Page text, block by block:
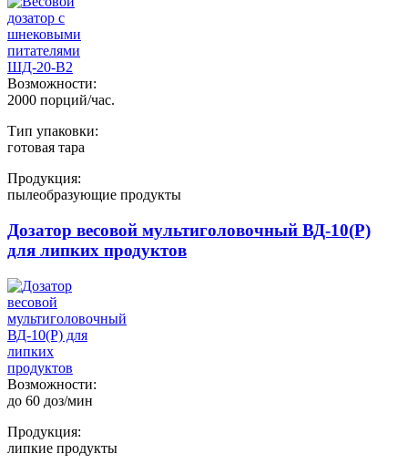
Возможности:
2000 порций/час.
Тип упаковки:
готовая тара
Продукция:
пылеобразующие продукты
Дозатор весовой мультиголовочный ВД-10(Р)
для липких продуктов
Возможности:
до 60 доз/мин
Продукция:
липкие продукты